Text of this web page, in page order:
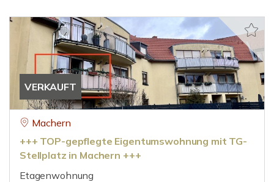
VERKAUFT
Machern
+++ TOP-gepflegte Eigentumswohnung mit TG-
Stellplatz in Machern +++
Etagenwohnung